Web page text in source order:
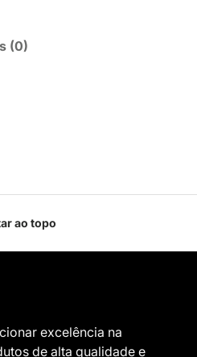
(0)
ao topo
excelência na
de alta qualidade e